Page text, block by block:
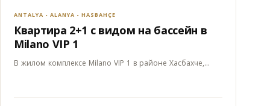
ANTALYA - ALANYA - HASBAHÇE
Квартира 2+1 с видом на бассейн в
Milano VIP 1
В жилом комплексе Milano VIP 1 в районе Хасбахче,…